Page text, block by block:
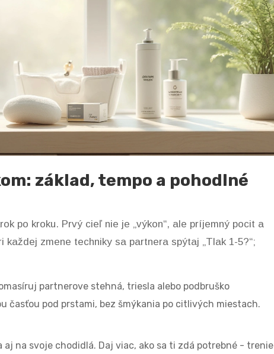
základ, tempo a pohodlné
po kroku. Prvý cieľ nie je „výkon“, ale príjemný pocit a
zmene techniky sa partnera spýtaj „Tlak 1-5?“;
partnerove stehná, triesla alebo podbruško
časťou pod prstami, bez šmýkania po citlivých miestach.
aj na svoje chodidlá. Daj viac, ako sa ti zdá potrebné - trenie